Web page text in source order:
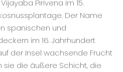
Pirivena im 15.
Der Name
spanischen und
im 16. Jahrhundert
der Insel wachsende Frucht
sie die äußere Schicht, die